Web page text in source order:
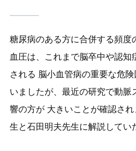
糖尿病のある方に合併する頻度
血圧は、これまで脳卒中や認知
される 脳小血管病の重要な危
いましたが、最近の研究で動脈
響の方が 大きいことが確認さ
生と石田明夫先生に解説してい